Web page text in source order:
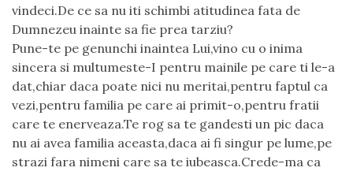
vindeci.De ce sa nu iti schimbi atitudinea fata de
Dumnezeu inainte sa fie prea tarziu?
Pune-te pe genunchi inaintea Lui,vino cu o inima
sincera si multumeste-I pentru mainile pe care ti le-a
dat,chiar daca poate nici nu meritai,pentru faptul ca
vezi,pentru familia pe care ai primit-o,pentru fratii
care te enerveaza.Te rog sa te gandesti un pic daca
nu ai avea familia aceasta,daca ai fi singur pe lume,pe
strazi fara nimeni care sa te iubeasca.Crede-ma ca